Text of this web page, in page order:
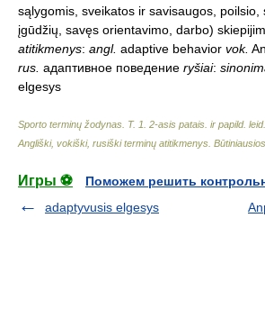
sąlygomis, sveikatos ir savisaugos, poilsio,
įgūdžių, savęs orientavimo, darbo)
atitikmenys: angl. adaptive behavior vok.
rus. адаптивное поведение ryšiai:
elgesys
Sporto terminų žodynas. T. 1. 2-asis patais. ir papild.
Angliški, vokiški, rusiški terminų atitikmenys.
Игры ⚽
Поможем решить
adaptyvusis elgesys